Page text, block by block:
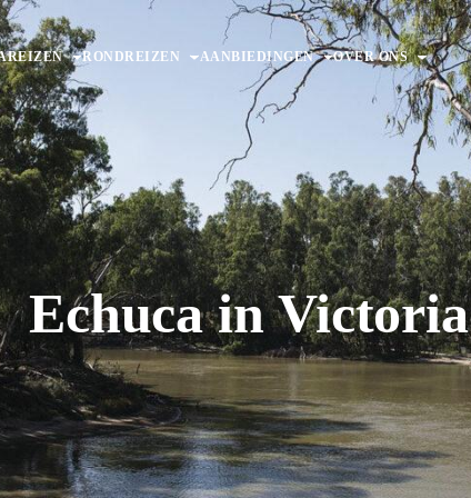
RONDREIZEN AANBIEDINGEN OVER ONS
Echuca in Victoria